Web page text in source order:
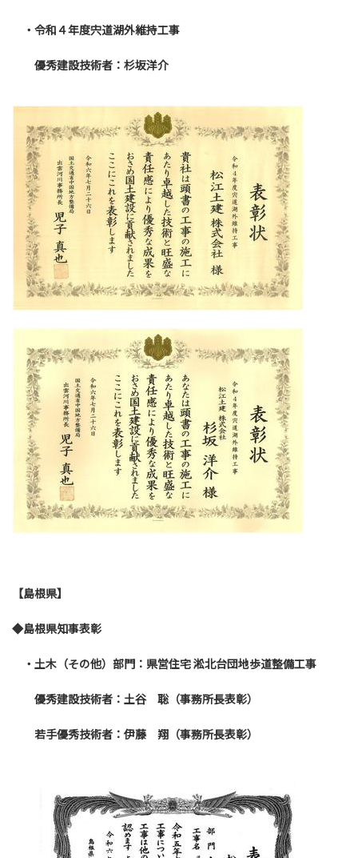
・令和４年度宍道湖外維持工事
優秀建設技術者：杉坂洋介
【島根県】
◆島根県知事表彰
・土木（その他）部門：県営住宅 淞北台団地歩道整備工事
優秀建設技術者：土谷 聡（事務所長表彰）
若手優秀技術者：伊藤 翔 （事務所長表彰）